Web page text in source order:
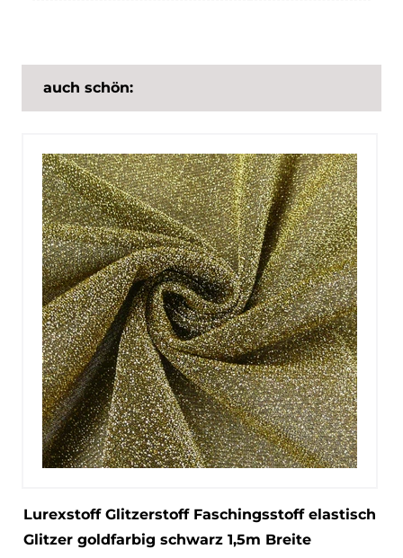
auch schön:
Lurexstoff Glitzerstoff Faschingsstoff elastisch
Glitzer goldfarbig schwarz 1,5m Breite